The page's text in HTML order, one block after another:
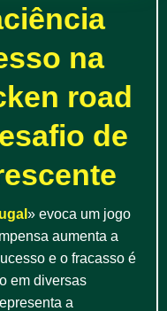
na
road
de
» evoca um jogo
aumenta a
e o fracasso é
em diversas
a